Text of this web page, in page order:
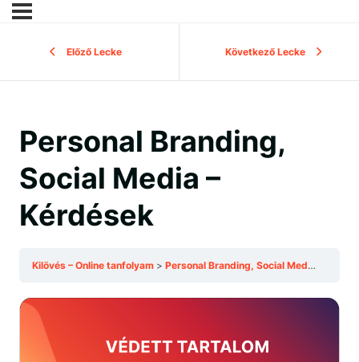
Előző Lecke Következő Lecke
Personal Branding,
Social Media –
Kérdések
Kilövés – Online tanfolyam Personal Branding, Social Media – Kérdések